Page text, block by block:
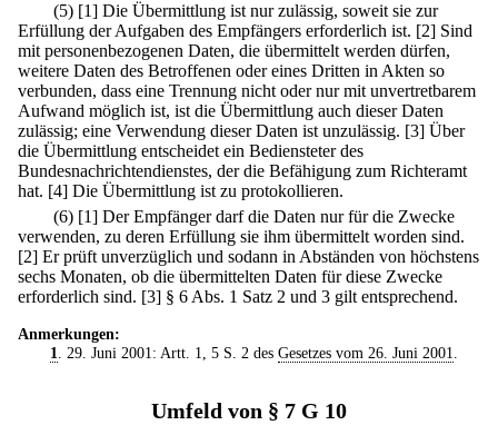
(5) [1] Die Übermittlung ist nur zulässig, soweit sie zur
Erfüllung der Aufgaben des Empfängers erforderlich ist. [2] Sind
mit personenbezogenen Daten, die übermittelt werden dürfen,
weitere Daten des Betroffenen oder eines Dritten in Akten so
verbunden, dass eine Trennung nicht oder nur mit unvertretbarem
Aufwand möglich ist, ist die Übermittlung auch dieser Daten
zulässig; eine Verwendung dieser Daten ist unzulässig. [3] Über
die Übermittlung entscheidet ein Bediensteter des
Bundesnachrichtendienstes, der die Befähigung zum Richteramt
hat. [4] Die Übermittlung ist zu protokollieren.
(6) [1] Der Empfänger darf die Daten nur für die Zwecke
verwenden, zu deren Erfüllung sie ihm übermittelt worden sind.
[2] Er prüft unverzüglich und sodann in Abständen von höchstens
sechs Monaten, ob die übermittelten Daten für diese Zwecke
erforderlich sind. [3] § 6 Abs. 1 Satz 2 und 3 gilt entsprechend.
Anmerkungen:
1. 29. Juni 2001: Artt. 1, 5 S. 2 des Gesetzes vom 26. Juni 2001.
Umfeld von § 7 G 10